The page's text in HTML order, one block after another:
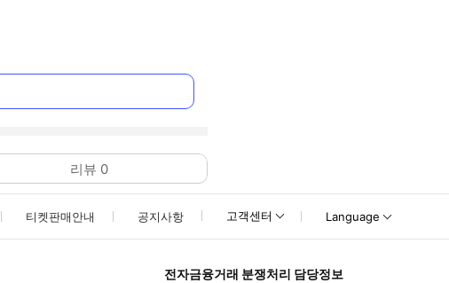
리뷰 0
티켓판매안내 공지사항 고객센터 Language
전자금융거래 분쟁처리 담당정보